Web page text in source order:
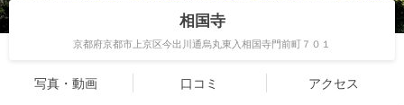
相国寺
京都府京都市上京区今出川通烏丸東入相国寺門前町７０１
写真・動画 口コミ アクセス